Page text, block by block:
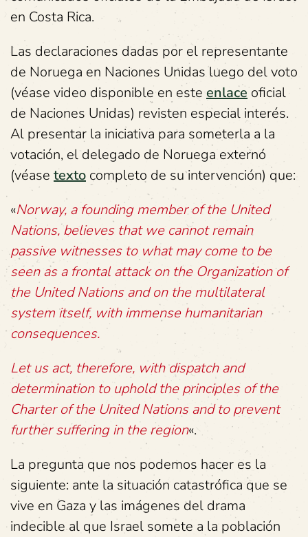
en Costa Rica.
Las declaraciones dadas por el representante
de Noruega en Naciones Unidas luego del voto
(véase video disponible en este enlace oficial
de Naciones Unidas) revisten especial interés.
Al presentar la iniciativa para someterla a la
votación, el delegado de Noruega externó
(véase texto completo de su intervención) que:
«Norway, a founding member of the United
Nations, believes that we cannot remain
passive witnesses to what may come to be
seen as a frontal attack on the Organization of
the United Nations and on the multilateral
system itself, with immense humanitarian
consequences.
Let us act, therefore, with dispatch and
determination to uphold the principles of the
Charter of the United Nations and to prevent
further suffering in the region«.
La pregunta que nos podemos hacer es la
siguiente: ante la situación catastrófica que se
vive en Gaza y las imágenes del drama
indecible al que Israel somete a la población